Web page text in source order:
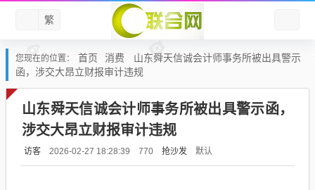
繁
您现在的位置： 首页 消费
山东舜天信诚会计师事务所被出具警示
函，涉交大昂立财报审计违规
山东舜天信诚会计师事务所被出具警示函，
涉交大昂立财报审计违规
访客 2026-02-27 18:28:39 770 抢沙发 默认